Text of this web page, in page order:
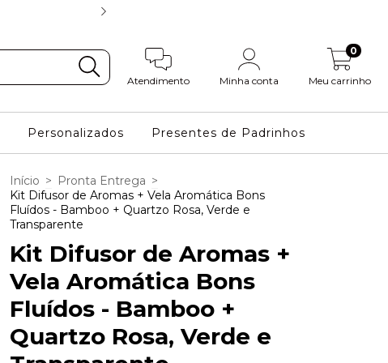
Atendimento Minha conta Meu carrinho
0
Personalizados Presentes de Padrinhos
Início > Pronta Entrega >
Kit Difusor de Aromas + Vela Aromática Bons
Fluídos - Bamboo + Quartzo Rosa, Verde e
Transparente
Kit Difusor de Aromas +
Vela Aromática Bons
Fluídos - Bamboo +
Quartzo Rosa, Verde e